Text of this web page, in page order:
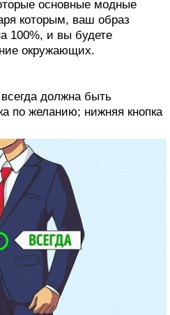
основные модные
которым, ваш образ
100%, и вы будете
окружающих.
должна быть
по желанию; нижняя кнопка